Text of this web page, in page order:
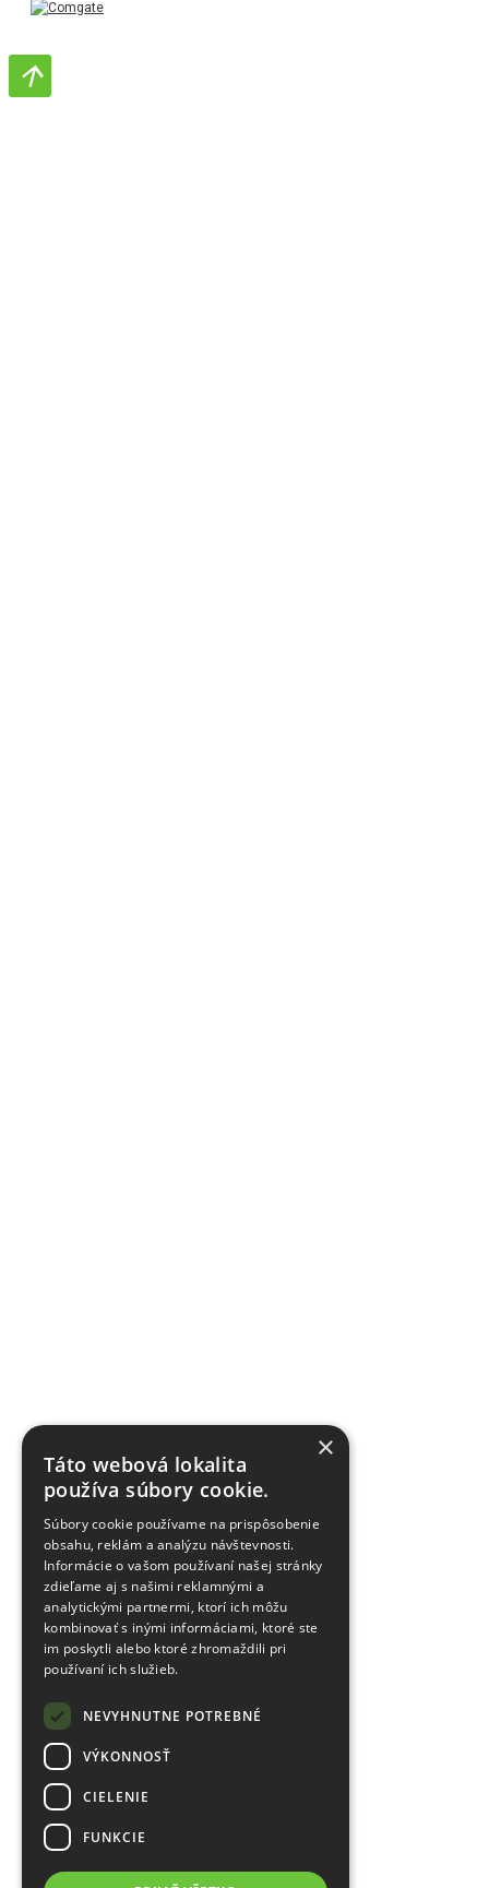
×
Táto webová lokalita
používa súbory cookie.
Súbory cookie používame na prispôsobenie
obsahu, reklám a analýzu návštevnosti.
Informácie o vašom používaní našej stránky
zdieľame aj s našimi reklamnými a
analytickými partnermi, ktorí ich môžu
kombinovať s inými informáciami, ktoré ste
im poskytli alebo ktoré zhromaždili pri
používaní ich služieb.
NEVYHNUTNE POTREBNÉ
VÝKONNOSŤ
CIELENIE
FUNKCIE